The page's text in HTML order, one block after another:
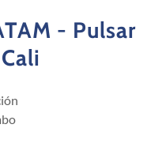
- Pulsar